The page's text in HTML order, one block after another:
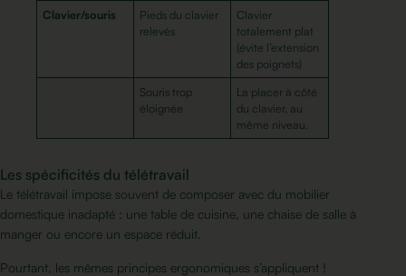
Clavier/souris
Pieds du clavier
relevés
Clavier
totalement plat
(évite l’extension
des poignets)
Souris trop
éloignée
La placer à côté
du clavier, au
même niveau.
Les spécificités du télétravail
Le télétravail impose souvent de composer avec du mobilier
domestique inadapté : une table de cuisine, une chaise de salle à
manger ou encore un espace réduit.
Pourtant, les mêmes principes ergonomiques s’appliquent !